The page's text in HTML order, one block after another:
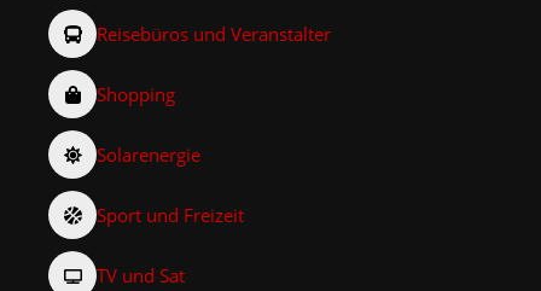
Reisebüros und Veranstalter
Shopping
Solarenergie
Sport und Freizeit
TV und Sat